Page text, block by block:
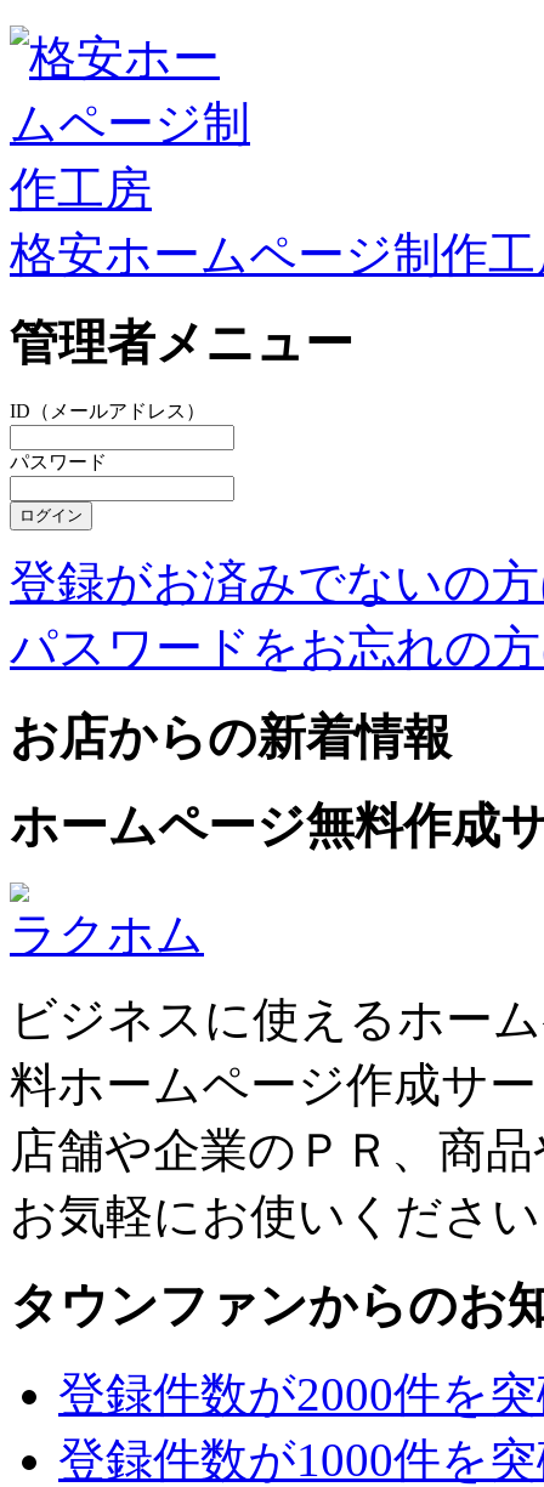
格安ホームページ制作
管理者メニュー
ID（メールアドレス）
パスワード
登録がお済みでないの
パスワードをお忘れの
お店からの新着情報
ホームページ無料作成
ラクホム
ビジネスに使えるホー
料ホームページ作成サ
店舗や企業のＰＲ、商
お気軽にお使いくださ
タウンファンからのお
登録件数が2000件を
登録件数が1000件を